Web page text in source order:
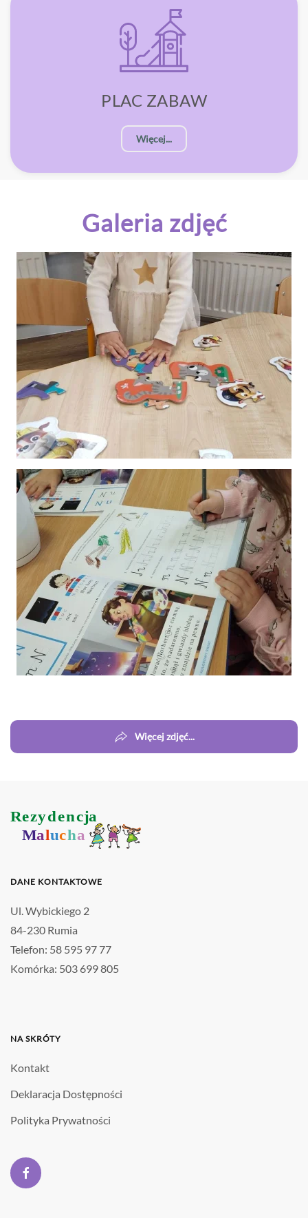
PLAC ZABAW
Więcej...
Galeria zdjęć
Powiększ
Powiększ
Więcej zdjęć...
Rezydencja
Malucha
DANE KONTAKTOWE
Ul. Wybickiego 2
84-230 Rumia
Telefon: 58 595 97 77
Komórka: 503 699 805
NA SKRÓTY
Kontakt
Deklaracja Dostępności
Polityka Prywatności